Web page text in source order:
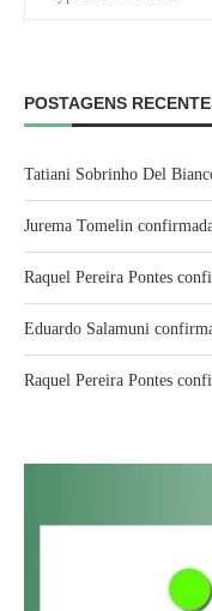
POSTAGENS
Tatiani Sobrinho Del
Jurema Tomelin
Raquel Pereira Pontes
Eduardo Salamuni
Raquel Pereira Pontes